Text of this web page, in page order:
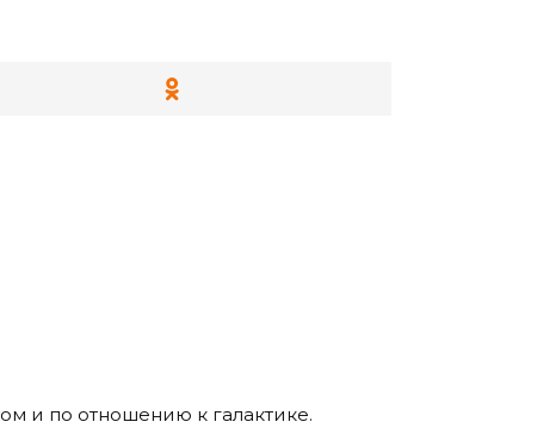
и по отношению к галактике.